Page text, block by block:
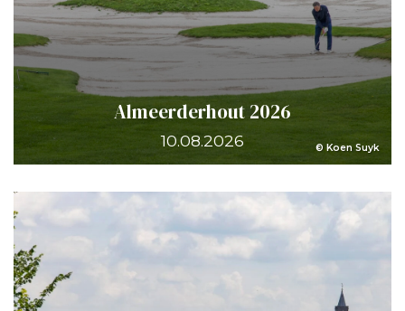
© Koen Suyk
Almeerderhout 2026
10.08.2026